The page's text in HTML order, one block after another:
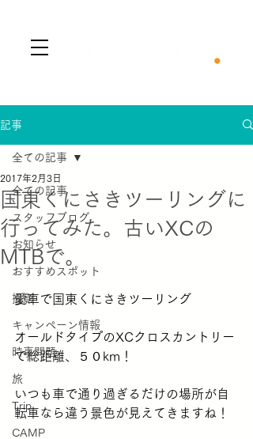
記事
全ての記事
スタッフブログ
お知らせ
おすすめスポット
撮影
キャンペーン情報
時事問題
旅
Trip
CAMP
全ての記事
国東くにさきツーリングに
行ってみた。古いXCの
MTBで。
2017年2月3日
愛車で国東くにさきツーリング
オールドタイプのXCクロスカントリー
で総距離、５０km！
いつも車で通り過ぎるだけの場所が自
転車なら違う景色が見えてきますね！